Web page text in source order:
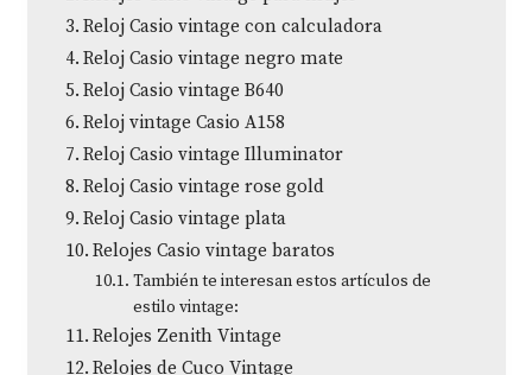
Reloj Casio vintage con calculadora
Reloj Casio vintage negro mate
Reloj Casio vintage B640
Reloj vintage Casio A158
Reloj Casio vintage Illuminator
Reloj Casio vintage rose gold
Reloj Casio vintage plata
Relojes Casio vintage baratos
También te interesan estos artículos de
estilo vintage:
Relojes Zenith Vintage
Relojes de Cuco Vintage